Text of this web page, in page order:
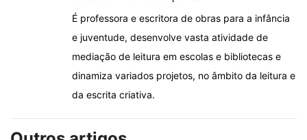
É professora e escritora de obras para a infância
e juventude, desenvolve vasta atividade de
mediação de leitura em escolas e bibliotecas e
dinamiza variados projetos, no âmbito da leitura e
da escrita criativa.